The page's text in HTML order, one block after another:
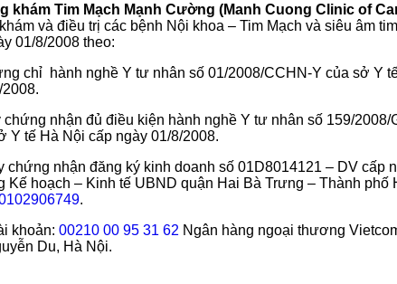
khám Tim Mạch Mạnh Cường (Manh Cuong Clinic of
và điều trị các bệnh Nội khoa – Tim Mạch và siêu âm
01/8/2008 theo:
chỉ hành nghề Y tư nhân số 01/2008/CCHN-Y của sở Y
chứng nhận đủ điều kiện hành nghề Y tư nhân số 159/
Y tế Hà Nội cấp ngày 01/8/2008.
chứng nhận đăng ký kinh doanh số 01D8014121 – DV cấp
Kế hoạch – Kinh tế UBND quận Hai Bà Trưng – Thành phố
.
khoản: 00210 00 95 31 62 Ngân hàng ngoại thương
Du, Hà Nội.